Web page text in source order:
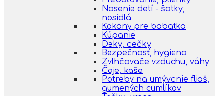
Nosenie detí - šatky,
nosidlá
Kokony pre babatka
Kúpanie
Deky, dečky
Bezpečnosť, hygiena
Zvlhčovače vzduchu, váhy
Čaje, kaše
Potreby na umývanie fliaš,
gumených cumlíkov